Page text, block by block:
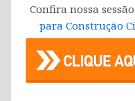
Confira nossa
para Construção